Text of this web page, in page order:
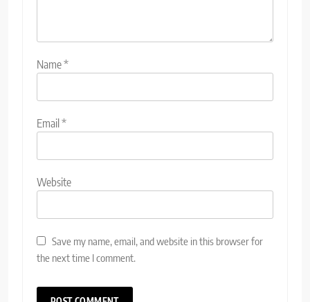
Name*
Email*
Website
Save my name, email, and website in this browser for
the next time I comment.